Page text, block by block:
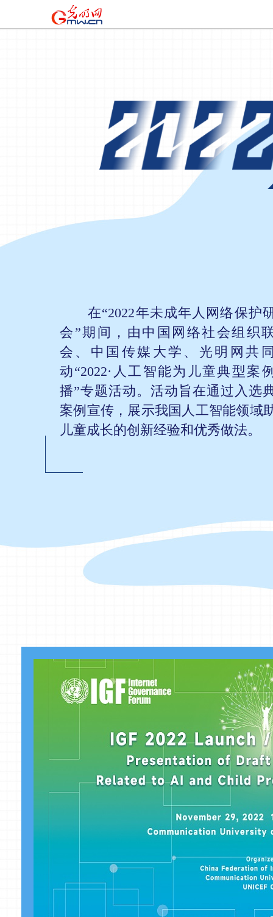
在“2022年未成年人网络保护
会”期间，由中国网络社会组织
会、中国传媒大学、光明网共
动“2022·人工智能为儿童典型案
播”专题活动。活动旨在通过入选
案例宣传，展示我国人工智能领域
儿童成长的创新经验和优秀做法。